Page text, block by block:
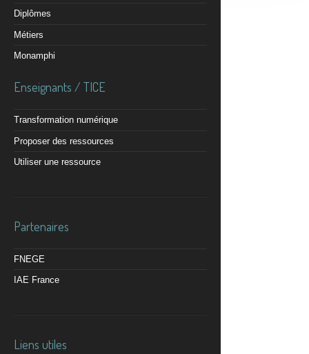
Diplômes
Métiers
Monamphi
Enseignants / TICE
Transformation numérique
Proposer des ressources
Utiliser une ressource
Partenaires
FNEGE
IAE France
Liens utiles